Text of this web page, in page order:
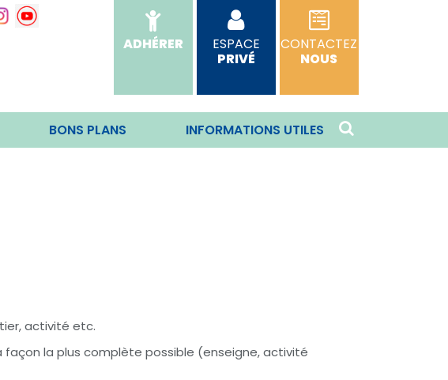
ADHÉRER
ESPACE
PRIVÉ
CONTACTEZ
NOUS
BONS PLANS INFORMATIONS UTILES
activité etc.
la plus complète possible (enseigne, activité